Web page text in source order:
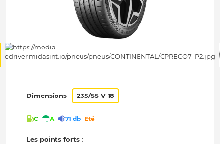
Dimensions 235/55 V 18
C A 71 db Eté
Les points forts :